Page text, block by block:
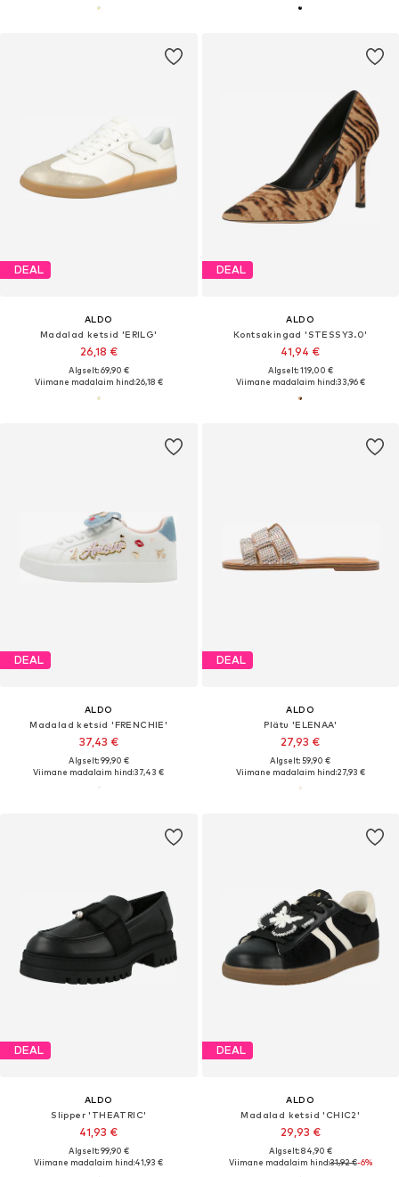
DEAL
ALDO
Madalad ketsid 'ERILG'
26,18 €
Algselt: 69,90 €
Viimane madalaim hind:26,18 €
DEAL
ALDO
Kontsakingad 'STESSY3.0'
41,94 €
Algselt: 119,00 €
Viimane madalaim hind:33,96 €
DEAL
ALDO
Madalad ketsid 'FRENCHIE'
37,43 €
Algselt: 99,90 €
Viimane madalaim hind:37,43 €
DEAL
ALDO
Plätu 'ELENAA'
27,93 €
Algselt: 59,90 €
Viimane madalaim hind:27,93 €
DEAL
ALDO
Slipper 'THEATRIC'
41,93 €
Algselt: 99,90 €
Viimane madalaim hind:41,93 €
DEAL
ALDO
Madalad ketsid 'CHIC2'
29,93 €
Algselt: 84,90 €
Viimane madalaim hind:31,92 €-6%